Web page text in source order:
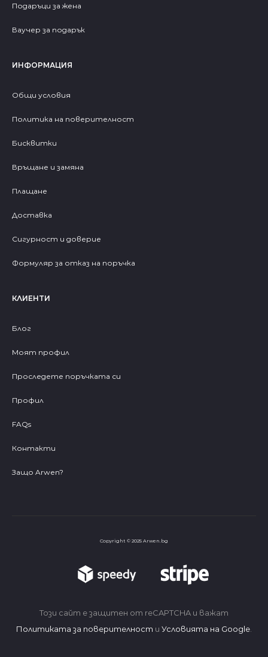
Подаръци за жена
Ваучер за подарък
ИНФОРМАЦИЯ
Общи условия
Политика на поверителност
Бисквитки
Връщане и замяна
Плащане
Доставка
Сигурност и доверие
Формуляр за отказ на поръчка
КЛИЕНТИ
Блог
Моят профил
Проследете поръчката си
Профил
FAQs
Контакти
Защо Arwen?
Copyright © 2025 Arwen.bg
Този сайт е защитен от reCAPTCHA и важат
Политиката за поверителност и Условията на Google